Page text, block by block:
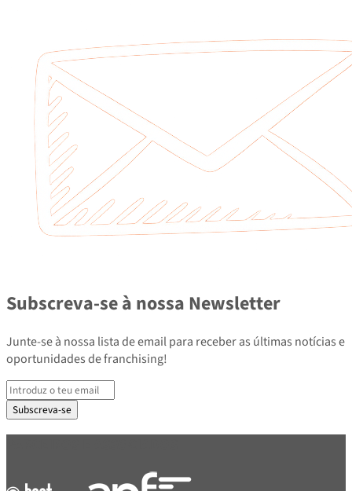
Subscreva-se à nossa Newsletter
Junte-se à nossa lista de email para receber as últimas notícias e
oportunidades de franchising!
Subscreva-se